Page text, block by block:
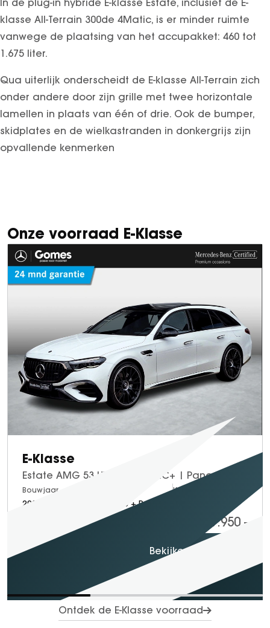
klasse All-Terrain 300de 4Matic, is er minder ruimte
vanwege de plaatsing van het accupakket: 460 tot
1.675 liter.
Qua uiterlijk onderscheidt de E-klasse All-Terrain zich
onder andere door zijn grille met twee horizontale
lamellen in plaats van één of drie. Ook de bumper,
skidplates en de wielkastranden in donkergrijs zijn
opvallende kenmerken
Onze voorraad E-Klasse
E-Klasse
Bouwjaar
2025 Electric + Petrol
Km-stand
99.950,-
Bekijken
Ontdek de E-Klasse voorraad